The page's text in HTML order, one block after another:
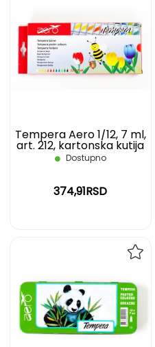
Tempera Aero 1/12, 7 ml,
art. 212, kartonska kutija
Dostupno
374,91RSD
NA
LISTU
NA
LISTU